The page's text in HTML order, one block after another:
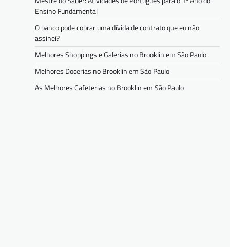
Ensino Fundamental
O banco pode cobrar uma dívida de contrato que eu não
assinei?
Melhores Shoppings e Galerias no Brooklin em São Paulo
Melhores Docerias no Brooklin em São Paulo
As Melhores Cafeterias no Brooklin em São Paulo